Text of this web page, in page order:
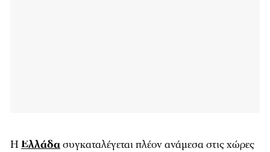
ΗΕλλάδασυγκαταλέγεται πλέον ανάμεσα στις χώρες